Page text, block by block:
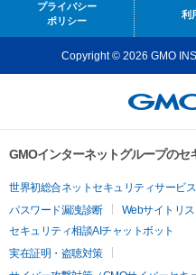
プライバシー
ポリシー
利
Copyright © 2026 GMO
GMOインターネットグループのセ
世界初総合ネットセキュリティサービ
パスワード漏洩診断
Webサイトリ
セキュリティ相談AIチャットボット
実在証明・盗聴対策